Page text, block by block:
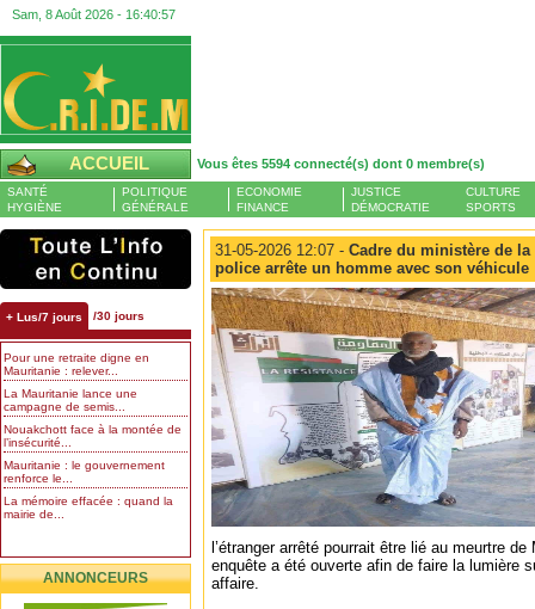
Sam, 8 Août 2026 - 16:40:58
ACCUEIL Vous êtes 5594 connecté(s) dont 0 membre(s)
SANTÉ
HYGIÈNE
POLITIQUE
GÉNÉRALE
ECONOMIE
FINANCE
JUSTICE
DÉMOCRATIE
CULTURE
SPORTS
+ Lus/7 jours /30 jours
Pour une retraite digne en
Mauritanie : relever...
La Mauritanie lance une
campagne de semis...
Nouakchott face à la montée de
l’insécurité...
Mauritanie : le gouvernement
renforce le...
La mémoire effacée : quand la
mairie de...
ANNONCEURS
31-05-2026 12:07 - Cadre du ministère de
police arrête un homme avec son véhicule
l’étranger arrêté pourrait être lié au meurtre
enquête a été ouverte afin de faire la lumière
affaire.